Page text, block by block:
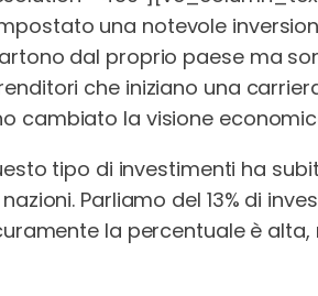
una notevole
dal proprio paese ma
che iniziano una
cambiato la visione
tipo di investimenti ha
Parliamo del 13% di
la percentuale è